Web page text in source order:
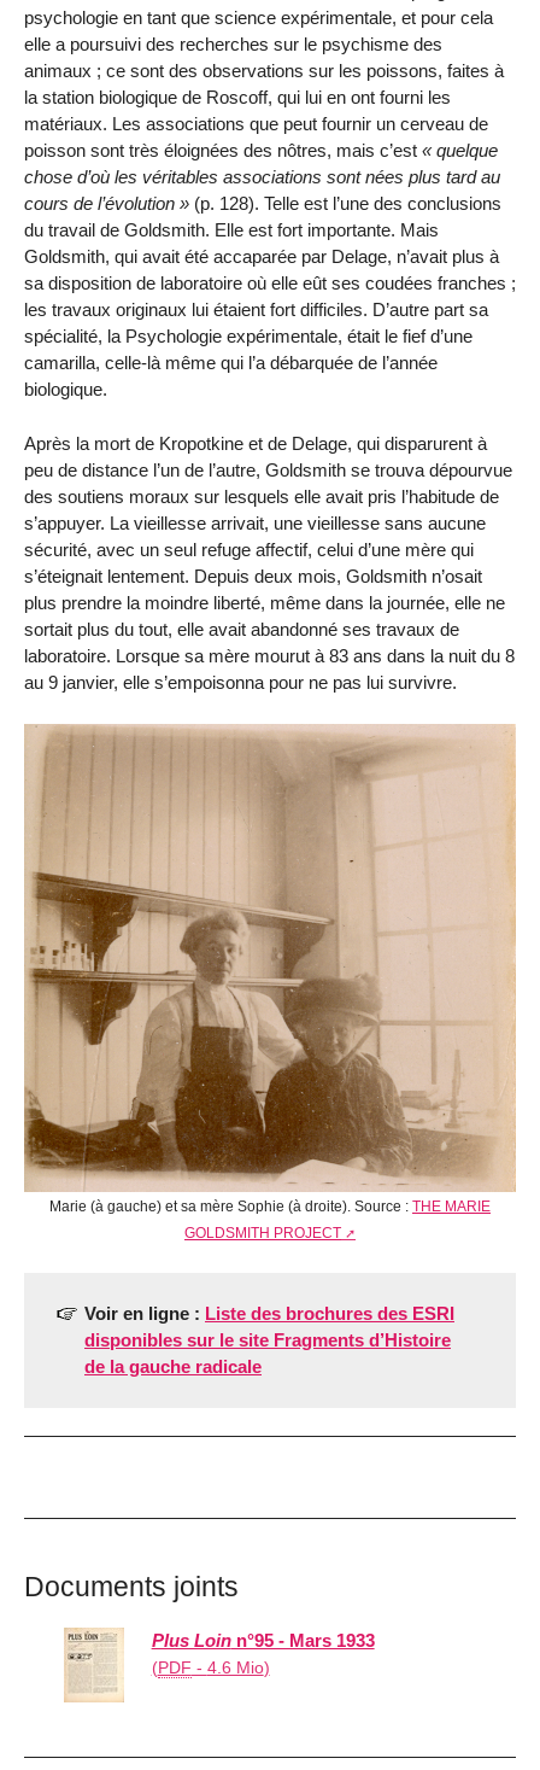
psychologie en tant que science expérimentale, et pour cela
elle a poursuivi des recherches sur le psychisme des
animaux ; ce sont des observations sur les poissons, faites à
la station biologique de Roscoff, qui lui en ont fourni les
matériaux. Les associations que peut fournir un cerveau de
poisson sont très éloignées des nôtres, mais c’est
quelque
chose d’où les véritables associations sont nées plus tard au
cours de l’évolution
(p. 128). Telle est l’une des conclusions
du travail de Goldsmith. Elle est fort importante. Mais
Goldsmith, qui avait été accaparée par Delage, n’avait plus à
sa disposition de laboratoire où elle eût ses coudées franches ;
les travaux originaux lui étaient fort difficiles. D’autre part sa
spécialité, la Psychologie expérimentale, était le fief d’une
camarilla, celle-là même qui l’a débarquée de l’année
biologique.
Après la mort de Kropotkine et de Delage, qui disparurent à
peu de distance l’un de l’autre, Goldsmith se trouva dépourvue
des soutiens moraux sur lesquels elle avait pris l’habitude de
s’appuyer. La vieillesse arrivait, une vieillesse sans aucune
sécurité, avec un seul refuge affectif, celui d’une mère qui
s’éteignait lentement. Depuis deux mois, Goldsmith n’osait
plus prendre la moindre liberté, même dans la journée, elle ne
sortait plus du tout, elle avait abandonné ses travaux de
laboratoire. Lorsque sa mère mourut à 83 ans dans la nuit du 8
au 9 janvier, elle s’empoisonna pour ne pas lui survivre.
Marie (à gauche) et sa mère Sophie (à droite). Source : THE MARIE
GOLDSMITH PROJECT
Voir en ligne : Liste des brochures des ESRI
disponibles sur le site Fragments d’Histoire
de la gauche radicale
Documents joints
Plus Loinn°95 - Mars 1933
(PDF - 4.6 Mio)